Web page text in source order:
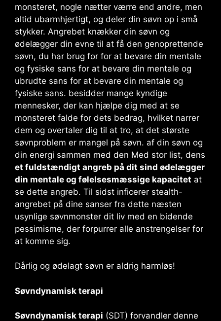
monsteret, nogle nætter værre end andre, men
altid ubarmhjertigt, og deler din søvn op i små
stykker. Angrebet knækker din søvn og
ødelægger din evne til at få den genoprettende
søvn, du har brug for for at bevare din mentale
og fysiske sans for at bevare din mentale og
ubrudte sans for at bevare din mentale og
fysiske sans. besidder mange kyndige
mennesker, der kan hjælpe dig med at se
monsteret falde for dets bedrag, hvilket narrer
dem og overtaler dig til at tro, at det største
søvnproblem er mangel på søvn. af din søvn og
din energi sammen med den Med stor list, dens
et fuldstændigt angreb på dit sind ødelægger
din mentale og følelsesmæssige kapacitet at
se dette angreb. Til sidst inficerer stealth-
angrebet på dine sanser fra dette næsten
usynlige søvnmonster dit liv med en bidende
pessimisme, der forpurrer alle anstrengelser for
at komme sig.
Dårlig og ødelagt søvn er aldrig harmløs!
Søvndynamisk terapi
Søvndynamisk terapi (SDT) forvandler denne